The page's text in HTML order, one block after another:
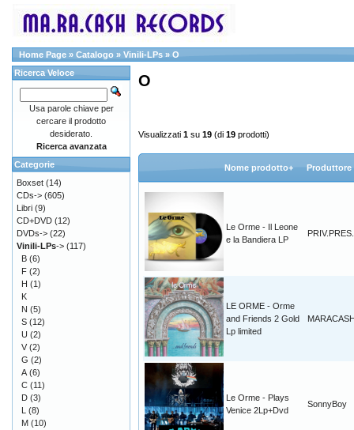
Home Page » Catalogo » Vinili-LPs » O
O
Visualizzati 1 su 19 (di 19 prodotti)
Nome prodotto+ Produttore
Le Orme - Il Leone
e la Bandiera LP
PRIV.PRES.
LE ORME - Orme
and Friends 2 Gold
Lp limited
Le Orme - Plays
Venice 2Lp+Dvd
SonnyBoy
Ricerca Veloce
Usa parole chiave per
cercare il prodotto
desiderato.
Ricerca avanzata
Categorie
Boxset (14)
CDs-> (605)
Libri (9)
CD+DVD (12)
DVDs-> (22)
Vinili-LPs-> (117)
B (6)
F (2)
H (1)
K
N (5)
S (12)
U (2)
V (2)
G (2)
A (6)
C (11)
D (3)
L (8)
M (10)